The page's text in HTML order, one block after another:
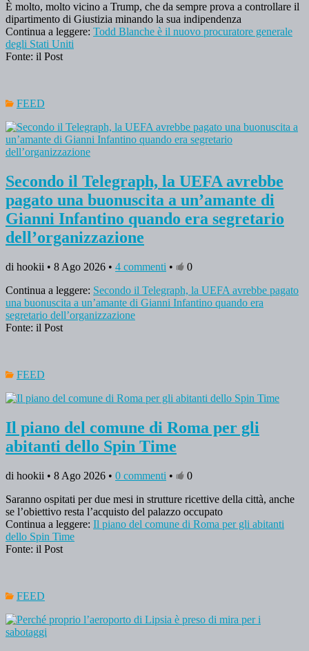
È molto, molto vicino a Trump, che da sempre prova a controllare il
dipartimento di Giustizia minando la sua indipendenza
Continua a leggere: Todd Blanche è il nuovo procuratore generale
degli Stati Uniti
Fonte: il Post
FEED
Secondo il Telegraph, la UEFA avrebbe
pagato una buonuscita a un’amante di
Gianni Infantino quando era segretario
dell’organizzazione
di hookii • 8 Ago 2026 • 4 commenti •
0
Continua a leggere: Secondo il Telegraph, la UEFA avrebbe pagato
una buonuscita a un’amante di Gianni Infantino quando era
segretario dell’organizzazione
Fonte: il Post
FEED
Il piano del comune di Roma per gli
abitanti dello Spin Time
di hookii • 8 Ago 2026 • 0 commenti •
0
Saranno ospitati per due mesi in strutture ricettive della città, anche
se l’obiettivo resta l’acquisto del palazzo occupato
Continua a leggere: Il piano del comune di Roma per gli abitanti
dello Spin Time
Fonte: il Post
FEED